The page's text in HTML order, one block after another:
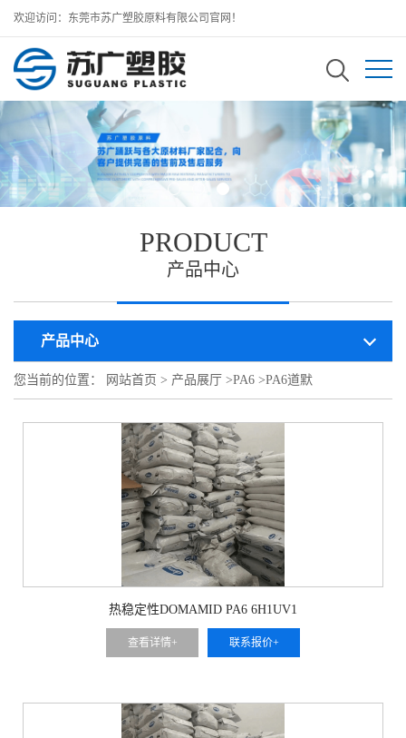
欢迎访问：东莞市苏广塑胶原料有限公司官网！
PRODUCT
产品中心
产品中心
您当前的位置： 网站首页 > 产品展厅 >PA6 >PA6道默
热稳定性DOMAMID PA6 6H1UV1
查看详情+ 联系报价+